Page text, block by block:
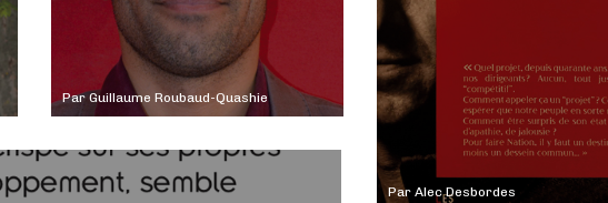
Par Guillaume Roubaud-Quashie
Par Alec Desbordes